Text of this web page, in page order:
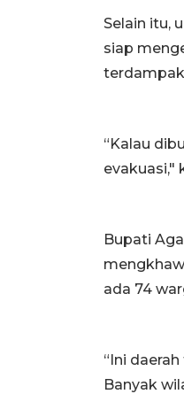
Selain itu,
siap
“Kalau
evakuasi,"
Bupati
ada 74
“Ini
Banyak